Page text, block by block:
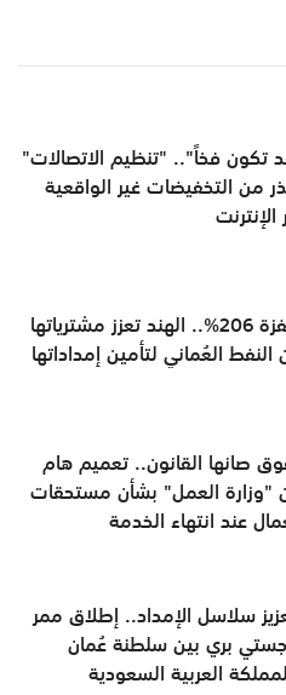
تكون فخاً".. "تنظيم الاتصالات"
من التخفيضات غير الواقعية
الإنترنت
بقفزة 206%.. الهند تعزز مشترياتها
العُماني لتأمين إمداداتها
صانها القانون.. تعميم هام
"وزارة العمل" بشأن مستحقات
عند انتهاء الخدمة
سلاسل الإمداد.. إطلاق ممر
بري بين سلطنة عُمان
العربية السعودية